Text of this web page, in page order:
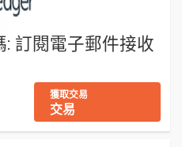
訂閱電子郵件接收
獲取交易
交易